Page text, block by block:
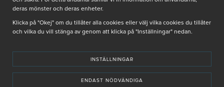
De uppgifter du matar in kommer endast användas till våra nyhetsbrev.
deras mönster och deras enheter.
Klicka på "Okej" om du tillåter alla cookies eller välj vilka cookies du tillåter
och vilka du vill stänga av genom att klicka på "Inställningar" nedan.
INSTÄLLNINGAR
ENDAST NÖDVÄNDIGA